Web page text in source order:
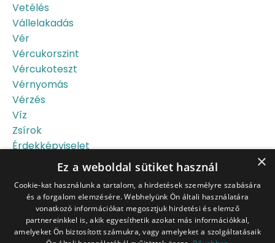
Vetélés
Vállelakadás
Vér
Vércukorszint
Vércukoteszt
Vérnyomás
Vérzés
Víz
Zsírok
Érdekképviselet
×
Ez a weboldal sütiket használ
Cookie-kat használunk a tartalom, a hirdetések személyre szabására
és a forgalom elemzésére. Webhelyünk Ön általi használatára
vonatkozó információkat megosztjuk hirdetési és elemző
partnereinkkel is, akik egyesíthetik azokat más információkkal,
amelyeket Ön biztosított számukra, vagy amelyeket a szolgáltatásaik